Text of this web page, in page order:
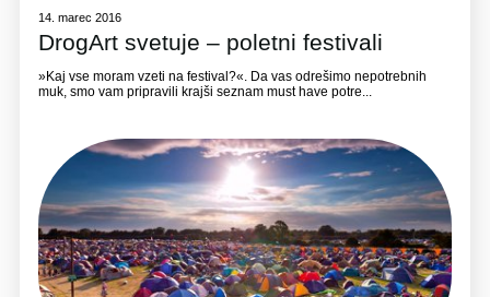
14. marec 2016
DrogArt svetuje – poletni festivali
»Kaj vse moram vzeti na festival?«. Da vas odrešimo nepotrebnih
muk, smo vam pripravili krajši seznam must have potre...